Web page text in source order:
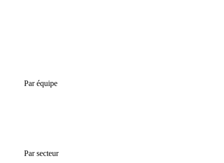
Par équipe
Par secteur